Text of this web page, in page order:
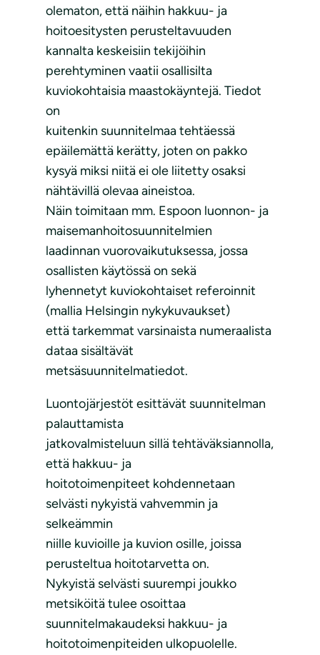
olematon, että näihin hakkuu- ja
hoitoesitysten perusteltavuuden
kannalta keskeisiin tekijöihin
perehtyminen vaatii osallisilta
kuviokohtaisia maastokäyntejä. Tiedot
on
kuitenkin suunnitelmaa tehtäessä
epäilemättä kerätty, joten on pakko
kysyä miksi niitä ei ole liitetty osaksi
nähtävillä olevaa aineistoa.
Näin toimitaan mm. Espoon luonnon- ja
maisemanhoitosuunnitelmien
laadinnan vuorovaikutuksessa, jossa
osallisten käytössä on sekä
lyhennetyt kuviokohtaiset referoinnit
(mallia Helsingin nykykuvaukset)
että tarkemmat varsinaista numeraalista
dataa sisältävät
metsäsuunnitelmatiedot.
Luontojärjestöt esittävät suunnitelman
palauttamista
jatkovalmisteluun sillä tehtäväksiannolla,
että hakkuu- ja
hoitotoimenpiteet kohdennetaan
selvästi nykyistä vahvemmin ja
selkeämmin
niille kuvioille ja kuvion osille, joissa
perusteltua hoitotarvetta on.
Nykyistä selvästi suurempi joukko
metsiköitä tulee osoittaa
suunnitelmakaudeksi hakkuu- ja
hoitotoimenpiteiden ulkopuolelle.